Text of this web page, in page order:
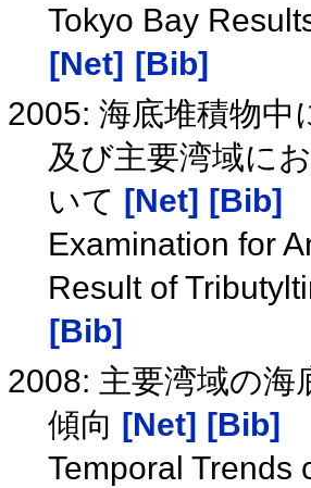
Tokyo Bay
[Net]
[Bib]
2005: 海底堆積物
及び主要湾域に
いて [Net] [Bib]
Examination for
Result of
[Bib]
2008: 主要湾域の海
傾向 [Net] [Bib]
Temporal Trends